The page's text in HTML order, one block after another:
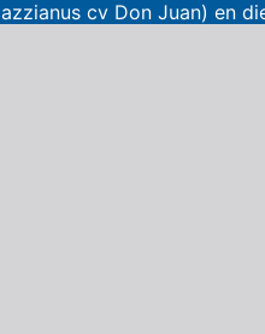
cv Don Juan) en